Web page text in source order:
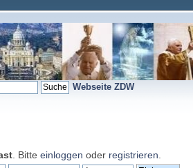
Webseite ZDW
. Bitte einloggen oder registrieren